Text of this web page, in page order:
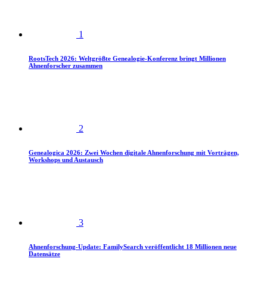
1
RootsTech 2026: Weltgrößte Genealogie-Konferenz bringt Millionen
Ahnenforscher zusammen
2
Genealogica 2026: Zwei Wochen digitale Ahnenforschung mit Vorträgen,
Workshops und Austausch
3
Ahnenforschung-Update: FamilySearch veröffentlicht 18 Millionen neue
Datensätze